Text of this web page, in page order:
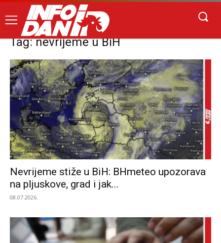
Tag: nevrijeme u BiH
Nevrijeme stiže u BiH: BHmeteo upozorava
na pljuskove, grad i jak...
08.07.2026.